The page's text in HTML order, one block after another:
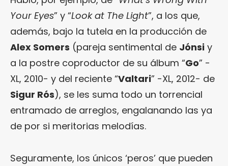
Your Eyes” y “Look at The Light”, a los que,
además, bajo la tutela en la producción de
Alex Somers (pareja sentimental de Jónsi y
a la postre coproductor de su álbum “Go” -
XL, 2010- y del reciente “Valtari” -XL, 2012- de
Sigur Rós), se les suma todo un torrencial
entramado de arreglos, engalanando las ya
de por si meritorias melodías.
Seguramente, los únicos ‘peros’ que pueden